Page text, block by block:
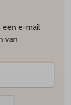
een e-mail
van